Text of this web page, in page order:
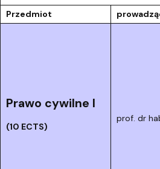
Przedmiot
Prawo cywilne I
(10 ECTS)
prof. dr